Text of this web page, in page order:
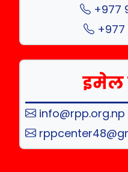
+977
+977
इमेल
info@rpp.org.np